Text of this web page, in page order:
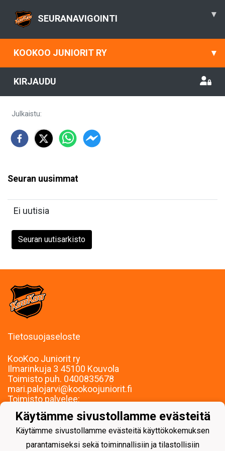
SEURANAVIGOINTI ▾
KOOKOO JUNIORIT RY ▾
KIRJAUDU
Julkaistu:
Seuran uusimmat
Ei uutisia
Seuran uutisarkisto
Tietosuojaseloste
KooKoo Juniorit ry
Ilmarinkuja 3 45100 Kouvola
Toimisto puh. 0400835678
mari.palojarvi@kookoojuniorit.fi
Toimisto palvelee:
Muina aikoina sopimuksen mukaan.
Käytämme sivustollamme evästeitä
Käytämme sivustollamme evästeitä käyttökokemuksen
parantamiseksi sekä toiminnallisiin ja tilastollisiin